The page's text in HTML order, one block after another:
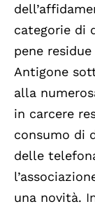
categorie di
pene
Antigone
alla
in carcere
consumo di
delle
una novità.